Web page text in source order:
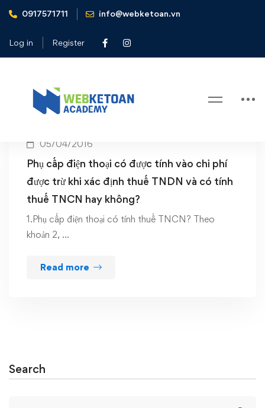
0917571711 info@webketoan.vn
Log in Register
Home Phụ cấp điện thoại
Tag: Phụ cấp điện thoại
05/04/2016
Phụ cấp điện thoại có được tính vào chi phí
được trừ khi xác định thuế TNDN và có tính
thuế TNCN hay không?
1.Phụ cấp điện thoại có tính thuế TNCN? Theo
khoản 2, …
Read more
Search